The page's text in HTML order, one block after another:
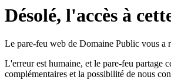
Désolé, l'accès à
Le pare-feu web de Domaine Public vous a
L'erreur est humaine, et le pare-feu partage
complémentaires et la possibilité de nous